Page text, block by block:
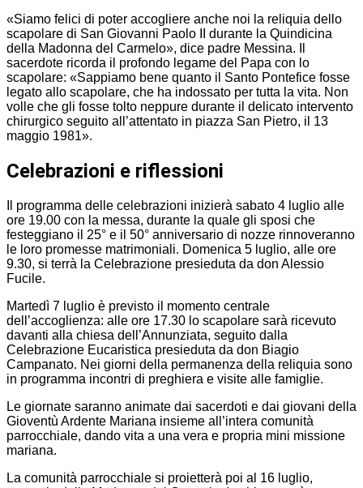
«Siamo felici di poter accogliere anche noi la reliquia dello
scapolare di San Giovanni Paolo II durante la Quindicina
della Madonna del Carmelo», dice padre Messina. Il
sacerdote ricorda il profondo legame del Papa con lo
scapolare: «Sappiamo bene quanto il Santo Pontefice fosse
legato allo scapolare, che ha indossato per tutta la vita. Non
volle che gli fosse tolto neppure durante il delicato intervento
chirurgico seguito all’attentato in piazza San Pietro, il 13
maggio 1981».
Celebrazioni e riflessioni
Il programma delle celebrazioni inizierà sabato 4 luglio alle
ore 19.00 con la messa, durante la quale gli sposi che
festeggiano il 25° e il 50° anniversario di nozze rinnoveranno
le loro promesse matrimoniali. Domenica 5 luglio, alle ore
9.30, si terrà la Celebrazione presieduta da don Alessio
Fucile.
Martedì 7 luglio è previsto il momento centrale
dell’accoglienza: alle ore 17.30 lo scapolare sarà ricevuto
davanti alla chiesa dell’Annunziata, seguito dalla
Celebrazione Eucaristica presieduta da don Biagio
Campanato. Nei giorni della permanenza della reliquia sono
in programma incontri di preghiera e visite alle famiglie.
Le giornate saranno animate dai sacerdoti e dai giovani della
Gioventù Ardente Mariana insieme all’intera comunità
parrocchiale, dando vita a una vera e propria mini missione
mariana.
La comunità parrocchiale si proietterà poi al 16 luglio,